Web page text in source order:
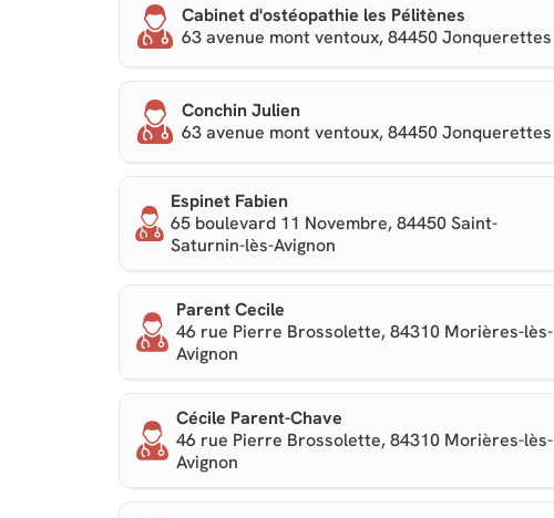
Cabinet d'ostéopathie les Pélitènes
63 avenue mont ventoux, 84450 Jonquerettes
Conchin Julien
63 avenue mont ventoux, 84450 Jonquerettes
Espinet Fabien
65 boulevard 11 Novembre, 84450 Saint-
Saturnin-lès-Avignon
Parent Cecile
46 rue Pierre Brossolette, 84310 Morières-lès-
Avignon
Cécile Parent-Chave
46 rue Pierre Brossolette, 84310 Morières-lès-
Avignon